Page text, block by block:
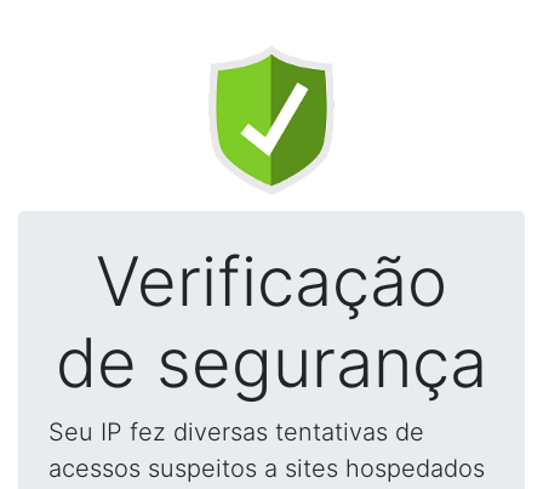
Verificação
de segurança
Seu IP fez diversas tentativas de
acessos suspeitos a sites hospedados